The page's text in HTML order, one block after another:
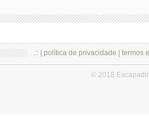
.:: | política de privacidade termos
© 2018